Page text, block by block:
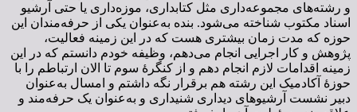
و رشته‌های مجموعه‌داری مثل کتابداری، موزه‌داری یا حتی آرشیو
اسناد مکتوب شناخته می‌شود. بنده به‌عنوان یکی از حرفه‌مندان این
حوزه که مدت زمان بیشتری هست که در این زمینه فعالیت،
پژوهش و کار اجرایی انجام می‌دهم، وظیفه خودم دانستم که در این
زمینه اقدامات لازم انجام دهم و از کنگرۀ سوم تا الان ارتباطم را با
حوزۀ آکادمیک این رشته هم برقرار نگه داشتم و امسال به‌عنوان
دبیر نشست آرشیوهای دیداری شنیداری و به‌عنوان یک حرفه‌مند و